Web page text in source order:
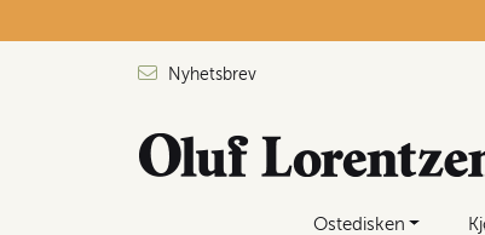
Nyhetsbrev
Ostedisken